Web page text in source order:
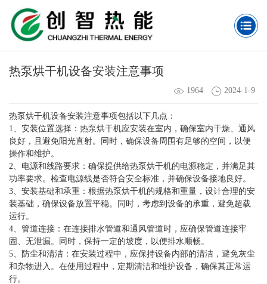
热泵烘干机设备安装注意事项
1964 2024-1-9
热泵烘干机设备安装注意事项包括以下几点：
1、安装位置选择：热泵烘干机应安装在室内，确保室内干燥、通风
良好，且避免阳光直射。同时，确保设备周围有足够的空间，以便
操作和维护。
2、电源和线路要求：确保提供给热泵烘干机的电源稳定，并满足其
功率要求。检查电源线是否符合安全标准，并确保设备接地良好。
3、安装基础和承重：根据热泵烘干机的规格和重量，设计合理的安
装基础，确保设备放置平稳。同时，考虑到设备的承重，避免超载
运行。
4、管道连接：在连接排水管道和通风管道时，应确保管道连接牢
固、无泄漏。同时，保持一定的坡度，以便排水顺畅。
5、防尘和清洁：在安装过程中，应保持设备内部的清洁，避免灰尘
和杂物进入。在使用过程中，定期清洁和维护设备，确保其正常运
行。